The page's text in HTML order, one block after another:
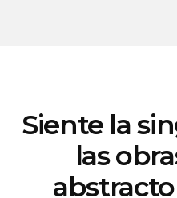
Siente la
las